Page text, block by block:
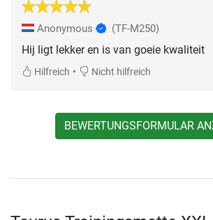
Anonymous (TF-M250)
Hij ligt lekker en is van goeie kwaliteit
Hilfreich • Nicht hilfreich
BEWERTUNGSFORMULAR